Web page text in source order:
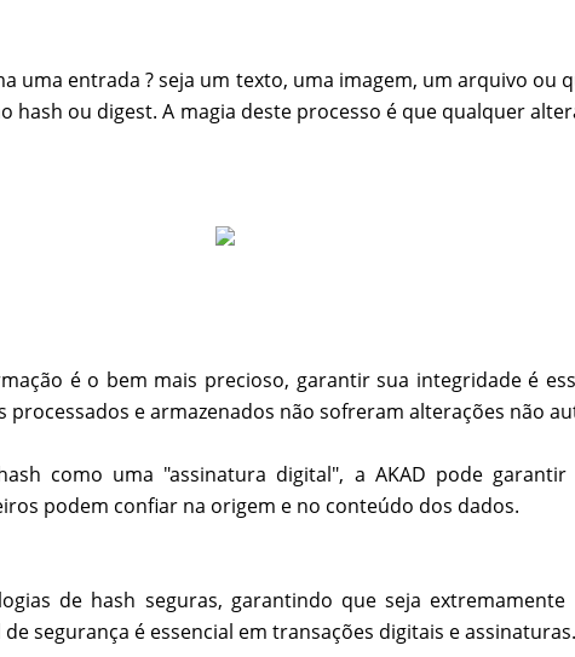
uma entrada ? seja um texto, uma imagem, um arquivo ou
hash ou digest. A magia deste processo é que qualquer
é o bem mais precioso, garantir sua integridade é
e armazenados não sofreram alterações não
como uma "assinatura digital", a AKAD pode
podem confiar na origem e no conteúdo dos dados.
de hash seguras, garantindo que seja
segurança é essencial em transações digitais e assinaturas.